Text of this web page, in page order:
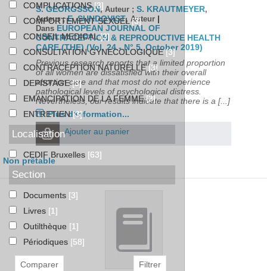
S. GEORGSSON, Auteur ; S. KRAUTMEYER,
Auteur ;E. SUNDQVIST, Auteur |
Dans EUROPEAN JOURNAL OF
CONTRACEPTION & REPRODUCTIVE HEALTH
CARE (THE) (Vol. 24 - N° 5, October 2019)
Previous research reports that a limited proportion
of all women are dissatisfied with their overall
abortion care and that most do not experience
pathological levels of psychological distress.
Nevertheless, our results indicate that there is a [...]
Plus d'information...
Ajouter au panier
Non prêtable
COMPLICATIONS[3]
COMPORTEMENT SEXUEL[3]
CONSEIL MEDICAL[3]
CONSULTATION GYNECOLOGIQUE[3]
CONTRACEPTION NATURELLE[3]
DEPISTAGE[3]
EMANCIPATION DE LA FEMME[3]
ENTRETIEN[3]
Localisation
CEDIF Bruxelles [63]
Section
Documents [3]
Livres [1]
Outilthèque [1]
Périodiques [58]